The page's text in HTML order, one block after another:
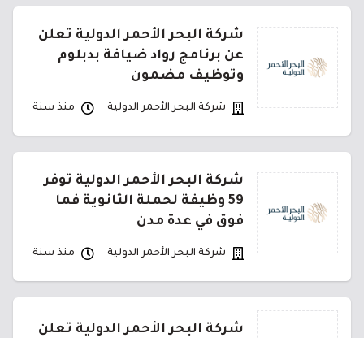
شركة البحر الأحمر الدولية تعلن
عن برنامج رواد ضيافة بدبلوم
وتوظيف مضمون
شركة البحر الأحمر الدولية منذ سنة
شركة البحر الأحمر الدولية توفر
59 وظيفة لحملة الثانوية فما
فوق في عدة مدن
شركة البحر الأحمر الدولية منذ سنة
شركة البحر الأحمر الدولية تعلن